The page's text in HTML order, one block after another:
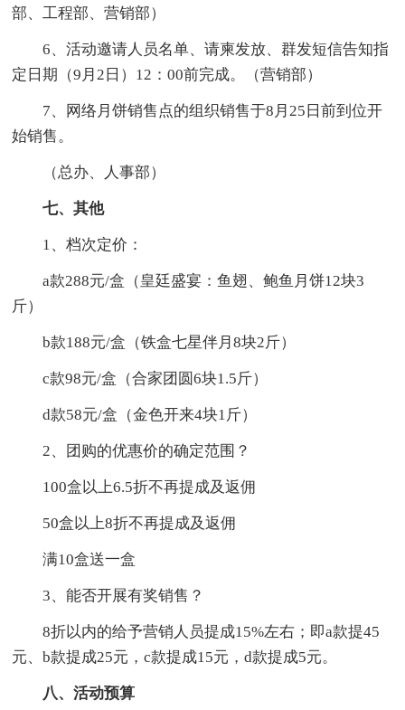
部、工程部、营销部）
6、活动邀请人员名单、请柬发放、群发短信告知指
定日期（9月2日）12：00前完成。（营销部）
7、网络月饼销售点的组织销售于8月25日前到位开
始销售。
（总办、人事部）
七、其他
1、档次定价：
a款288元/盒（皇廷盛宴：鱼翅、鲍鱼月饼12块3
斤）
b款188元/盒（铁盒七星伴月8块2斤）
c款98元/盒（合家团圆6块1.5斤）
d款58元/盒（金色开来4块1斤）
2、团购的优惠价的确定范围？
100盒以上6.5折不再提成及返佣
50盒以上8折不再提成及返佣
满10盒送一盒
3、能否开展有奖销售？
8折以内的给予营销人员提成15%左右；即a款提45
元、b款提成25元，c款提成15元，d款提成5元。
八、活动预算